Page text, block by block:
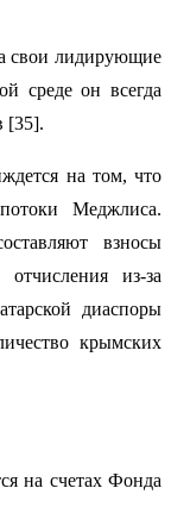
свои лидирующие
среде он всегда
[35].
на том, что
Меджлиса.
взносы
отчисления из-за
диаспоры
крымских
на счетах Фонда